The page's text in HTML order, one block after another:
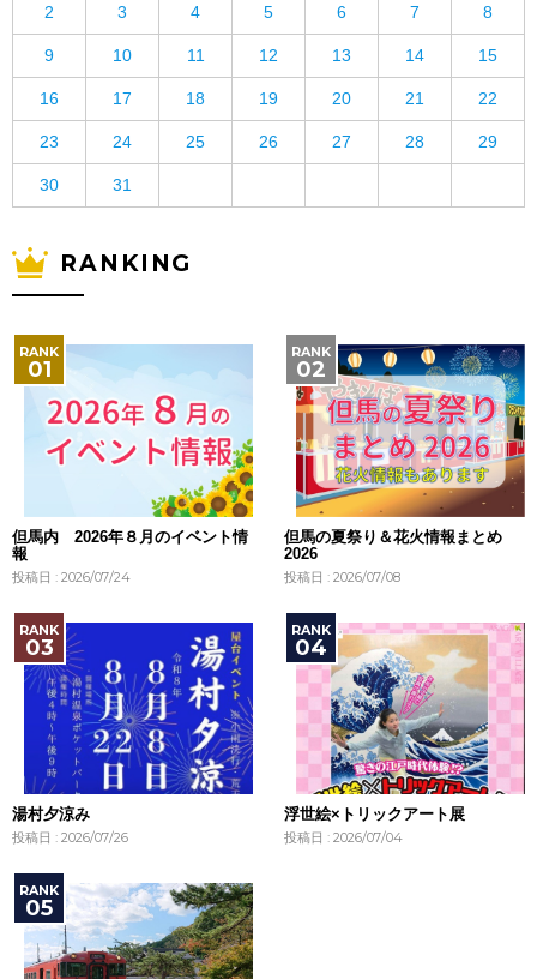
2 3 4 5 6 7 8
9 10 11 12 13 14 15
16 17 18 19 20 21 22
23 24 25 26 27 28 29
30 31
RANKING
但馬内 2026年８月のイベント情
報
投稿日 : 2026/07/24
但馬の夏祭り＆花火情報まとめ
2026
投稿日 : 2026/07/08
湯村夕涼み
投稿日 : 2026/07/26
浮世絵×トリックアート展
投稿日 : 2026/07/04